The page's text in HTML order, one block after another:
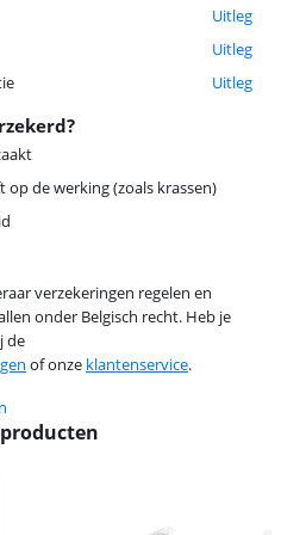
Uitleg
Uitleg
Uitleg
op de werking (zoals krassen)
verzekeringen regelen en
onder Belgisch recht. Heb je
de
of onze klantenservice.